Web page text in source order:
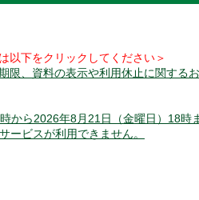
下をクリックしてください＞
限、資料の表示や利用休止に関する
から2026年8月21日（金曜日）18時
ービスが利用できません。